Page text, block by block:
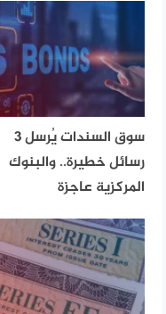
سوق السندات يُرسل 3
رسائل خطيرة.. والبنوك
المركزية عاجزة